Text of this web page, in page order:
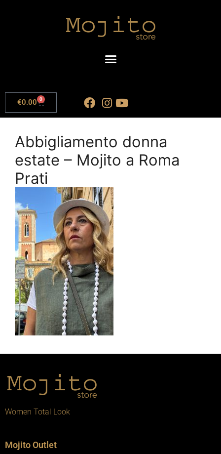
€0.00 0
Abbigliamento donna
estate – Mojito a Roma
Prati
Women Total Look
Mojito Outlet